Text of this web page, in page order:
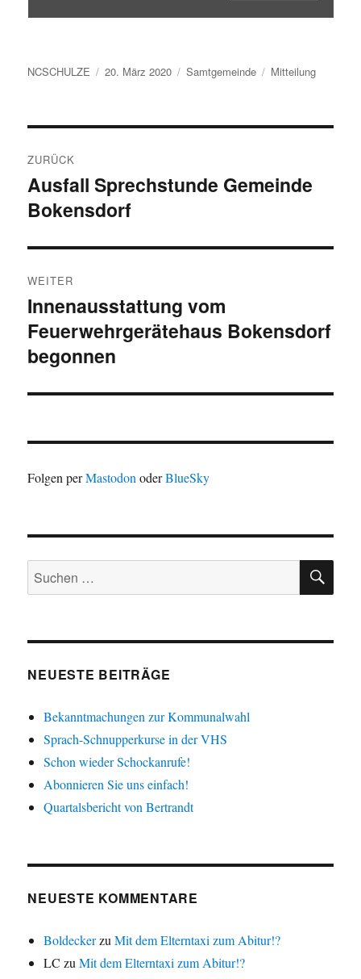
Autor
NCSCHULZE
Veröffentlicht
20. März 2020 Kategorien
Samtgemeinde Schlagwörter
Mitteilung
ZURÜCK
Vorheriger
Beitrag:
Ausfall Sprechstunde Gemeinde
Bokensdorf
WEITER
Nächster
Beitrag:
Innenausstattung vom
Feuerwehrgerätehaus Bokensdorf
begonnen
Folgen perMastodon oderBlueSky
Suchen
nach:
NEUESTE BEITRÄGE
Bekanntmachungen zur Kommunalwahl
Sprach-Schnupperkurse in der VHS
Schon wieder Schockanrufe!
Abonnieren Sie uns einfach!
Quartalsbericht von Bertrandt
NEUESTE KOMMENTARE
BoldeckerzuMit dem Elterntaxi zum Abitur!?
LC zuMit dem Elterntaxi zum Abitur!?